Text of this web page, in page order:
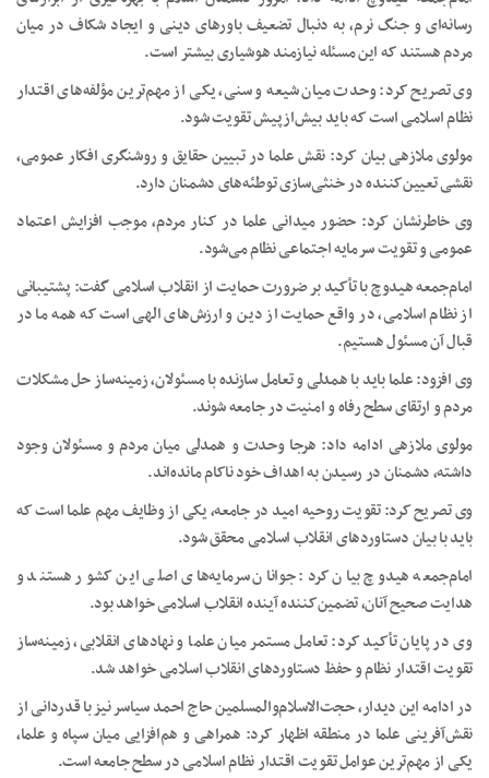
رسانه‌ای و جنگ نرم، به دنبال تضعیف باورهای دینی و ایجاد شکاف در میان
مردم هستند که این مسئله نیازمند هوشیاری بیشتر است.
وی تصریح کرد: وحدت میان شیعه و سنی، یکی از مهم‌ترین مؤلفه‌های اقتدار
نظام اسلامی است که باید بیش‌ازپیش تقویت شود.
مولوی ملازهی بیان کرد: نقش علما در تبیین حقایق و روشنگری افکار عمومی،
نقشی تعیین‌کننده در خنثی‌سازی توطئه‌های دشمنان دارد.
وی خاطرنشان کرد: حضور میدانی علما در کنار مردم، موجب افزایش اعتماد
عمومی و تقویت سرمایه اجتماعی نظام می‌شود.
امام‌جمعه هیدوچ با تأکید بر ضرورت حمایت از انقلاب اسلامی گفت: پشتیبانی
از نظام اسلامی، در واقع حمایت از دین و ارزش‌های الهی است که همه ما در
قبال آن مسئول هستیم.
وی افزود: علما باید با همدلی و تعامل سازنده با مسئولان، زمینه‌ساز حل مشکلات
مردم و ارتقای سطح رفاه و امنیت در جامعه شوند.
مولوی ملازهی ادامه داد: هرجا وحدت و همدلی میان مردم و مسئولان وجود
داشته، دشمنان در رسیدن به اهداف خود ناکام مانده‌اند.
وی تصریح کرد: تقویت روحیه امید در جامعه، یکی از وظایف مهم علما است که
باید با بیان دستاوردهای انقلاب اسلامی محقق شود.
امام‌جمعه هیدوچ بیان کرد: جوانان سرمایه‌های اصلی این کشور هستند و
هدایت صحیح آنان، تضمین‌کننده آینده انقلاب اسلامی خواهد بود.
وی در پایان تأکید کرد: تعامل مستمر میان علما و نهادهای انقلابی، زمینه‌ساز
تقویت اقتدار نظام و حفظ دستاوردهای انقلاب اسلامی خواهد شد.
در ادامه این دیدار، حجت‌الاسلام‌والمسلمین حاج احمد سیاسر نیز با قدردانی از
نقش‌آفرینی علما در منطقه اظهار کرد: همراهی و هم‌افزایی میان سپاه و علما،
یکی از مهم‌ترین عوامل تقویت اقتدار نظام اسلامی در سطح جامعه است.